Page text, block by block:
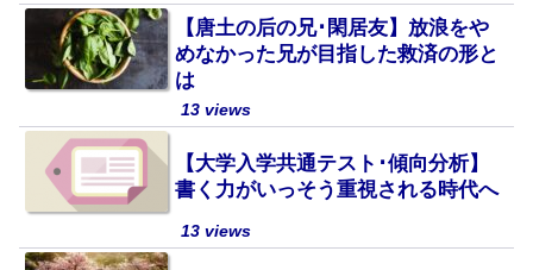
【唐土の后の兄･閑居友】放浪をや
めなかった兄が目指した救済の形と
は
13 views
【大学入学共通テスト･傾向分析】
書く力がいっそう重視される時代へ
13 views